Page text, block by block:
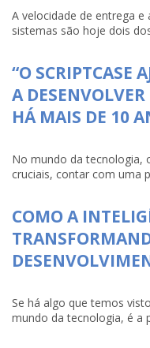
A velocidade de entrega
sistemas são hoje dois
“O SCRIPTCASE
A
HÁ MAIS DE 10
No mundo da tecnologia,
cruciais, contar com uma
COMO A
Se há algo que temos
mundo da tecnologia, é a